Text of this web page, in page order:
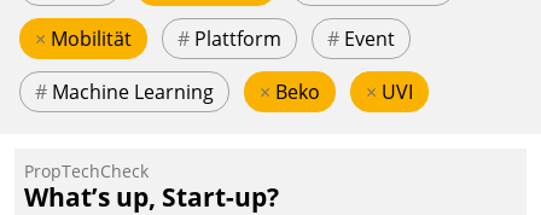
× Mobilität # Plattform # Event
# Machine Learning × Beko × UVI
PropTechCheck
What’s up, Start-up?